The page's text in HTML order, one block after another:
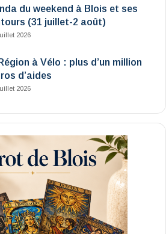
du weekend à Blois et ses
(31 juillet-2 août)
2026
à Vélo : plus d’un million
d’aides
2026